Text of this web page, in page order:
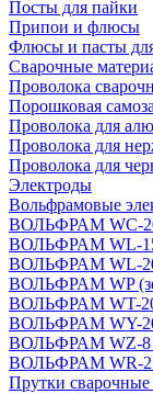
Посты для пайки
Припои и флюсы
Флюсы и пасты
Сварочные
Проволока
Порошковая
Проволока для
Проволока для
Проволока для
Электроды
Вольфрамовые
ВОЛЬФРАМ WC-
ВОЛЬФРАМ WL-15
ВОЛЬФРАМ WL-20
ВОЛЬФРАМ WP
ВОЛЬФРАМ WT-
ВОЛЬФРАМ WY-
ВОЛЬФРАМ WZ-8
ВОЛЬФРАМ WR-2
Прутки сварочные